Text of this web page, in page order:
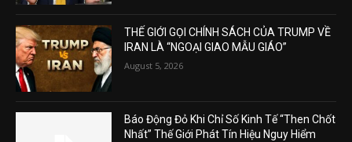
THẾ GIỚI GỌI CHÍNH SÁCH CỦA TRUMP VỀ
IRAN LÀ “NGOẠI GIAO MẪU GIÁO”
August 5, 2026
Báo Động Đỏ Khi Chỉ Số Kinh Tế “Then Chốt
Nhất” Thế Giới Phát Tín Hiệu Nguy Hiểm